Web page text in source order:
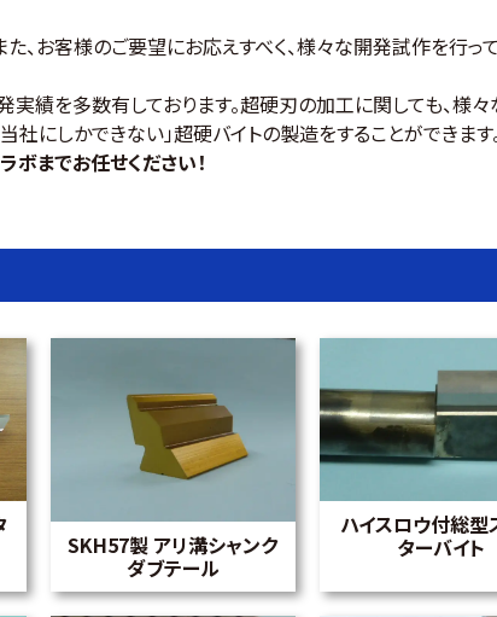
、お客様のご要望にお応えすべく、様々な開発試作を行っ
績を多数有しております。超硬刃の加工に関しても、様
にしかできない」超硬バイトの製造をすることができます
までお任せください！
SKH57製 アリ溝シャンク
ダブテール
ハイスロウ付総型
ターバイト